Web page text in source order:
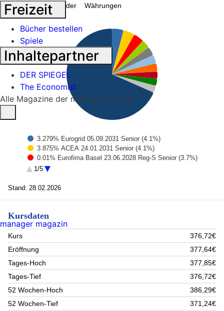
Topholdings Länder Währungen
3.279% Eurogrid 05.09.2031 Senior (4.1%)
3.875% ACEA 24.01.2031 Senior (4.1%)
0.01% Eurofima Basel 23.06.2028 Reg-S Senior (3.7%)
1% Spain Treasury Bonds 30.07.2042 Senior (3.1%)
2.875% Statkraft 19.2029 Reg-S Senior (3%)
3.5% RTE 02.10.2036 Reg-S Senior (2.5%)
3.75% Elia Transm BE 16.01.2036 Senior (2.5%)
1/5
Stand: 28.02.2026
Kursdaten
Kurs
376,72€
Eröffnung
377,64€
Tages-Hoch
377,85€
Tages-Tief
376,72€
52 Wochen-Hoch
386,29€
52 Wochen-Tief
371,24€
Freizeit
Bücher bestellen
Spiele
Inhaltepartner
DER SPIEGEL
The Economist
Alle Magazine der manager-Gruppe
manager magazin